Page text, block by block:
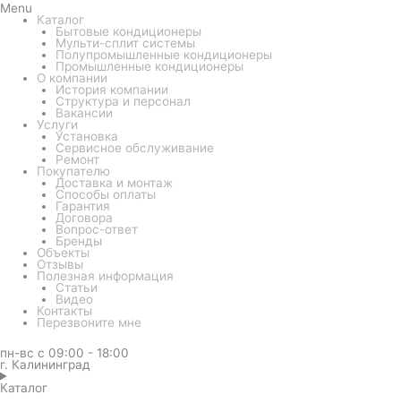
Menu
Каталог
Бытовые кондиционеры
Мульти-сплит системы
Полупромышленные кондиционеры
Промышленные кондиционеры
О компании
История компании
Структура и персонал
Вакансии
Услуги
Установка
Сервисное обслуживание
Ремонт
Покупателю
Доставка и монтаж
Способы оплаты
Гарантия
Договора
Вопрос-ответ
Бренды
Объекты
Отзывы
Полезная информация
Статьи
Видео
Контакты
Перезвоните мне
пн-вс с 09:00 - 18:00
г. Калининград
Каталог